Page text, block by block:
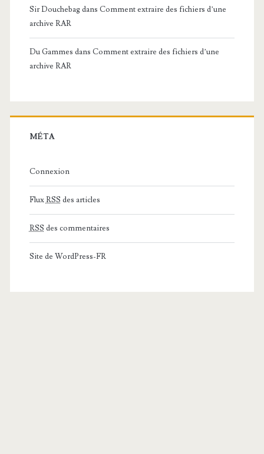
Sir Douchebagdans Comment extraire des fichiers d’une
archive RAR
Du Gammes dans Comment extraire des fichiers d’une
archive RAR
MÉTA
Connexion
FluxRSS des articles
RSS des commentaires
Site de WordPress-FR